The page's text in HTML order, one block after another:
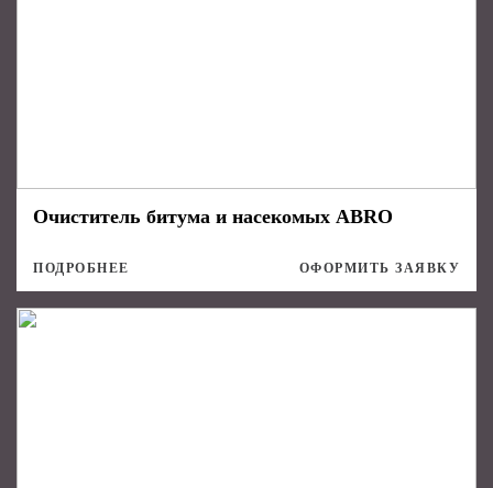
Очиститель битума и насекомых ABRO
ПОДРОБНЕЕ ОФОРМИТЬ ЗАЯВКУ